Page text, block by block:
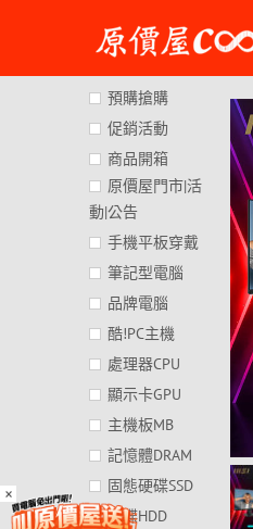
×
content
預購搶購
促銷活動
商品開箱
原價屋門市|活
動|公告
手機平板穿戴
筆記型電腦
品牌電腦
酷!PC主機
處理器CPU
顯示卡GPU
主機板MB
記憶體DRAM
固態硬碟SSD
硬碟HDD